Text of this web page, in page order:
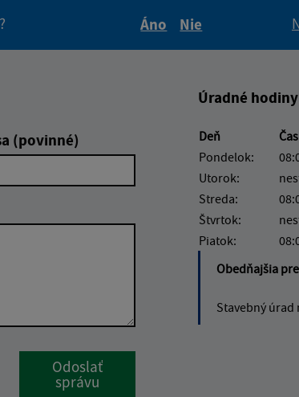
Áno
Nie
(povinné)
Google reCaptcha Response
Odoslať
správu
Úradné
Deň
Pondelok:
Utorok:
Streda:
Štvrtok:
Piatok:
Obedňajšia
Stavebný úrad